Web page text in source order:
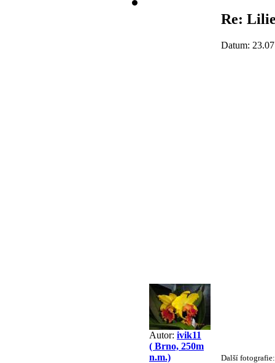
Autor: ivik11
( Brno, 250m
n.m.)
Re:
Datum:
Další fotografie: